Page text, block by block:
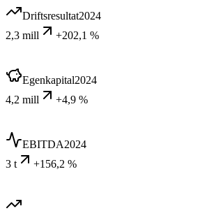
Driftsresultat2024
2,3 mill
+202,1 %
Egenkapital2024
4,2 mill
+4,9 %
EBITDA2024
3 t
+156,2 %